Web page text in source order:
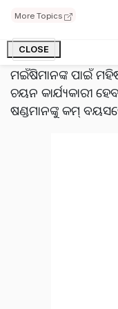
More Topics
CLOSE
ଟେକ୍ନୋଲୋଜିର
୨୦୦ ଟଙ୍କା ଖର୍ଚ୍ଚ ହ୍ରାସ
ଗୋରୁମାନଙ୍କ ପାଇଁ
ମଇଁଷିମାନଙ୍କ ପାଇଁ
ଚୟନ କାର୍ଯ୍ୟକାରୀ
ଷଣ୍ଡମାନଙ୍କୁ କମ୍